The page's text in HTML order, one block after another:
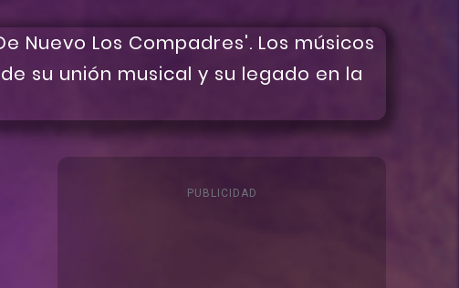
PUBLICIDAD